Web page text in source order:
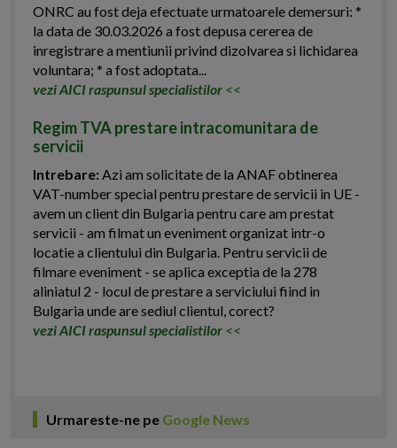
ONRC au fost deja efectuate urmatoarele demersuri: *
la data de 30.03.2026 a fost depusa cererea de
inregistrare a mentiunii privind dizolvarea si lichidarea
voluntara; * a fost adoptata...
vezi AICI raspunsul specialistilor <<
Regim TVA prestare intracomunitara de
servicii
Intrebare:Azi am solicitate de la ANAF obtinerea
VAT-number special pentru prestare de servicii in UE -
avem un client din Bulgaria pentru care am prestat
servicii - am filmat un eveniment organizat intr-o
locatie a clientului din Bulgaria. Pentru servicii de
filmare eveniment - se aplica exceptia de la 278
aliniatul 2 - locul de prestare a serviciului fiind in
Bulgaria unde are sediul clientul, corect?
vezi AICI raspunsul specialistilor <<
Urmareste-ne pe Google News